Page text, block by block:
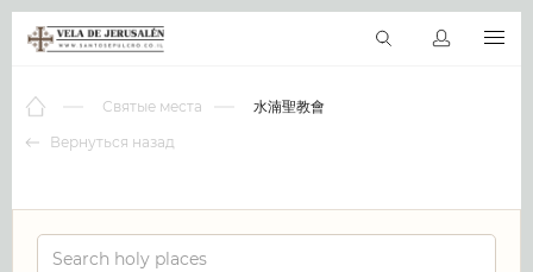
Виртуальные туры
RU
Вернуться назад
Святые места 水湳聖教會